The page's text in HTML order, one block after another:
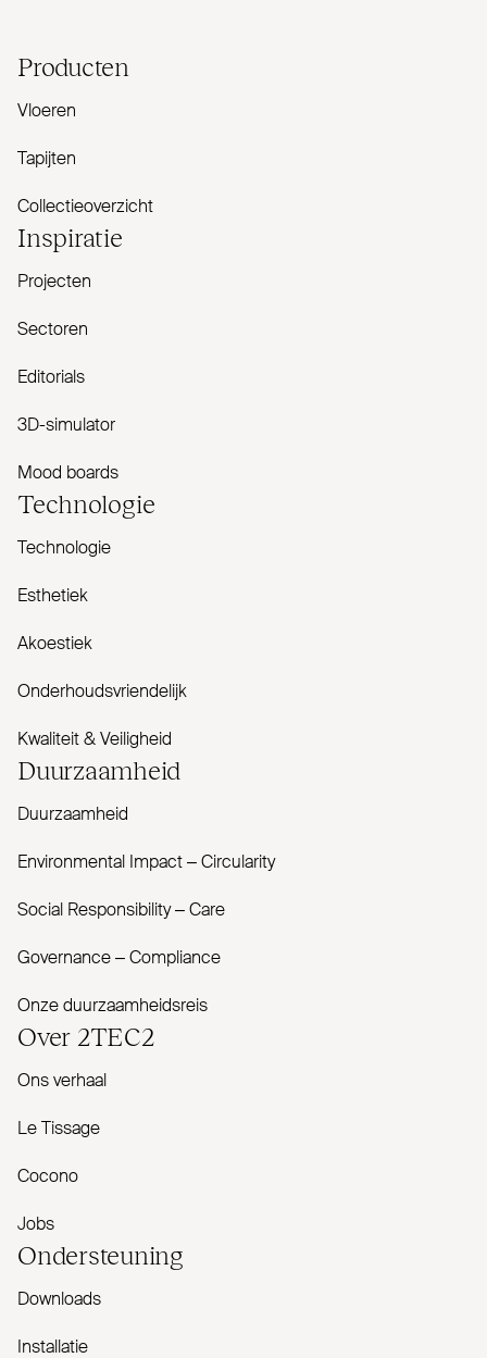
Producten
Vloeren
Tapijten
Collectieoverzicht
Inspiratie
Projecten
Sectoren
Editorials
3D-simulator
Mood boards
Tech­nologie
Technologie
Esthetiek
Akoestiek
Onderhoudsvriendelijk
Kwaliteit & Veiligheid
Duur­zaamheid
Duurzaamheid
Envi­ronmental Impact – Cir­cularity
Social Responsibility – Care
Governance – Com­pliance
Onze duurzaamheidsreis
Over 2TEC2
Ons verhaal
Le Tissage
Cocono
Jobs
Onder­steuning
Downloads
Installatie